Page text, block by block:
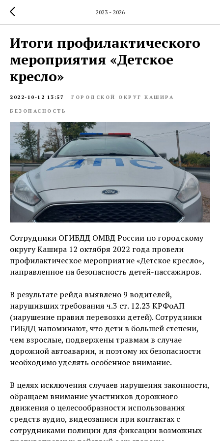
2023 - 2026
Итоги профилактического
мероприятия «Детское
кресло»
2022-10-12 13:57 ГОРОДСКОЙ ОКРУГ КАШИРА
БЕЗОПАСНОСТЬ
Сотрудники ОГИБДД ОМВД России по городскому
округу Кашира 12 октября 2022 года провели
профилактическое мероприятие «Детское кресло»,
направленное на безопасность детей-пассажиров.
В результате рейда выявлено 9 водителей,
нарушивших требования ч.3 ст. 12.23 КРФоАП
(нарушение правил перевозки детей). Сотрудники
ГИБДД напоминают, что дети в большей степени,
чем взрослые, подвержены травмам в случае
дорожной автоаварии, и поэтому их безопасности
необходимо уделять особенное внимание.
В целях исключения случаев нарушения законности,
обращаем внимание участников дорожного
движения о целесообразности использования
средств аудио, видеозаписи при контактах с
сотрудниками полиции для фиксации возможных